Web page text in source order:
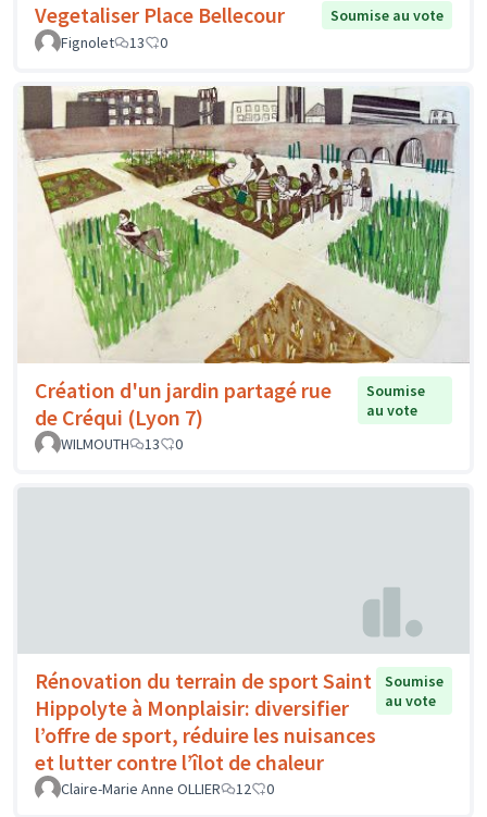
Vegetaliser Place Bellecour
Soumise au vote
Fignolet
13 0
Création d'un jardin partagé rue
de Créqui (Lyon 7)
Soumise
au vote
WILMOUTH
13 0
Rénovation du terrain de sport Saint
Hippolyte à Monplaisir: diversifier
l’offre de sport, réduire les nuisances
et lutter contre l’îlot de chaleur
Soumise
au vote
Claire-Marie Anne OLLIER 12 0